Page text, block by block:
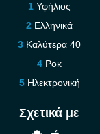
Υφήλιος
Ελληνικά
Καλύτερα 40
Ροκ
Ηλεκτρονική
Σχετικά με